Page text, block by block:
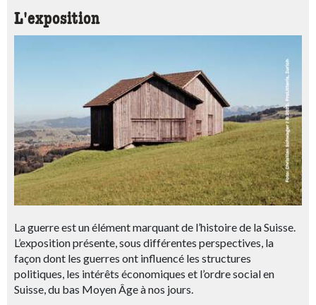
L'exposition
La guerre est un élément marquant de l’histoire de la Suisse.
L’exposition présente, sous différentes perspectives, la
façon dont les guerres ont influencé les structures
politiques, les intérêts économiques et l’ordre social en
Suisse, du bas Moyen Âge à nos jours.